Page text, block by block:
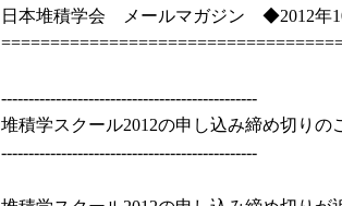
日本堆積学会 メールマガジン ◆2012年10
-----------------------------------------------
堆積学スクール2012の申し込み締め切りの
-----------------------------------------------